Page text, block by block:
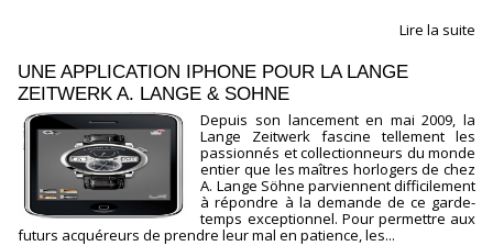
Lire la suite
UNE APPLICATION IPHONE POUR LA LANGE
ZEITWERK A. LANGE & SOHNE
Depuis son lancement en mai 2009, la
Lange Zeitwerk fascine tellement les
passionnés et collectionneurs du monde
entier que les maîtres horlogers de chez
A. Lange Söhne parviennent difficilement
à répondre à la demande de ce garde-
temps exceptionnel. Pour permettre aux
futurs acquéreurs de prendre leur mal en patience, les...